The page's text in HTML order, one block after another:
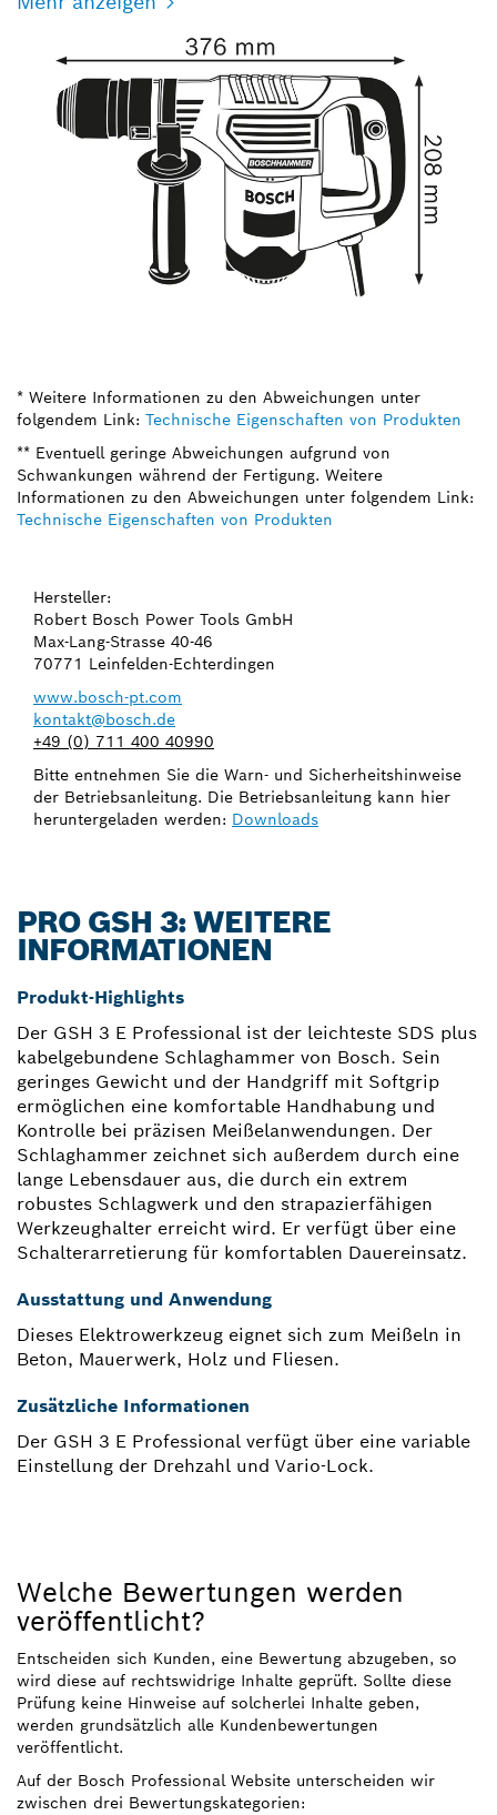
* Weitere Informationen zu den Abweichungen unter
folgendem Link: Technische Eigenschaften von Produkten
** Eventuell geringe Abweichungen aufgrund von
Schwankungen während der Fertigung. Weitere
Informationen zu den Abweichungen unter folgendem Link:
Technische Eigenschaften von Produkten
Hersteller:
Robert Bosch Power Tools GmbH
Max-Lang-Strasse 40-46
70771 Leinfelden-Echterdingen
www.bosch-pt.com
kontakt@bosch.de
+49 (0) 711 400 40990
Bitte entnehmen Sie die Warn- und Sicherheitshinweise
der Betriebsanleitung. Die Betriebsanleitung kann hier
heruntergeladen werden: Downloads
PRO GSH 3: WEITERE
INFORMATIONEN
Produkt-Highlights
Der GSH 3 E Professional ist der leichteste SDS plus
kabelgebundene Schlaghammer von Bosch. Sein
geringes Gewicht und der Handgriff mit Softgrip
ermöglichen eine komfortable Handhabung und
Kontrolle bei präzisen Meißelanwendungen. Der
Schlaghammer zeichnet sich außerdem durch eine
lange Lebensdauer aus, die durch ein extrem
robustes Schlagwerk und den strapazierfähigen
Werkzeughalter erreicht wird. Er verfügt über eine
Schalterarretierung für komfortablen Dauereinsatz.
Ausstattung und Anwendung
Dieses Elektrowerkzeug eignet sich zum Meißeln in
Beton, Mauerwerk, Holz und Fliesen.
Zusätzliche Informationen
Der GSH 3 E Professional verfügt über eine variable
Einstellung der Drehzahl und Vario-Lock.
Welche Bewertungen werden
veröffentlicht?
Entscheiden sich Kunden, eine Bewertung abzugeben, so
wird diese auf rechtswidrige Inhalte geprüft. Sollte diese
Prüfung keine Hinweise auf solcherlei Inhalte geben,
werden grundsätzlich alle Kundenbewertungen
veröffentlicht.
Auf der Bosch Professional Website unterscheiden wir
zwischen drei Bewertungskategorien: